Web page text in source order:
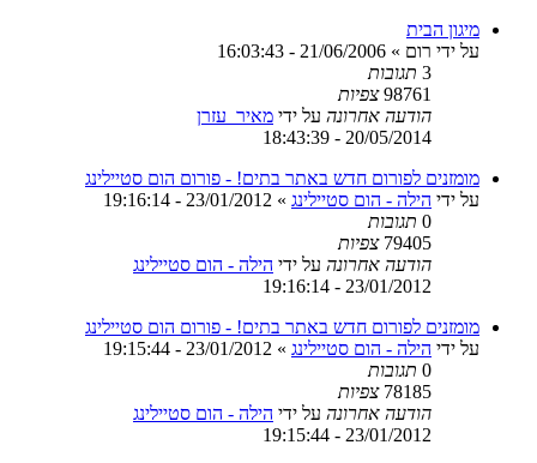
מיגון הבית
על ידי רום »
21/06/2006 - 16:03:43
3 תגובות
98761 צפיות
הודעה אחרונה על ידי מאיר_עזרן
20/05/2014 - 18:43:39
מומזנים לפורום חדש באתר בתים! - פורום הום סטיילינג
על ידי הילה - הום סטיילינג »
23/01/2012 - 19:16:14
0 תגובות
79405 צפיות
הודעה אחרונה על ידי הילה - הום סטיילינג
23/01/2012 - 19:16:14
מומזנים לפורום חדש באתר בתים! - פורום הום סטיילינג
על ידי הילה - הום סטיילינג »
23/01/2012 - 19:15:44
0 תגובות
78185 צפיות
הודעה אחרונה על ידי הילה - הום סטיילינג
23/01/2012 - 19:15:44